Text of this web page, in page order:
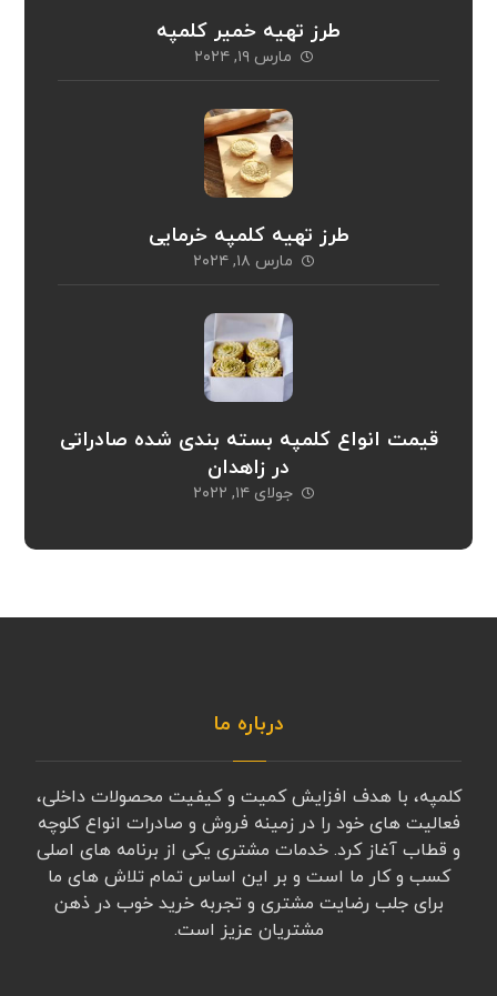
طرز تهیه خمیر کلمپه
مارس ۱۹, ۲۰۲۴
طرز تهیه کلمپه خرمایی
مارس ۱۸, ۲۰۲۴
قیمت انواع کلمپه بسته بندی شده صادراتی
در زاهدان
جولای ۱۴, ۲۰۲۲
درباره ما
کلمپه، با هدف افزایش کمیت و کیفیت محصولات داخلی،
فعالیت های خود را در زمینه فروش و صادرات انواع کلوچه
و قطاب آغاز کرد. خدمات مشتری یکی از برنامه های اصلی
کسب و کار ما است و بر این اساس تمام تلاش های ما
برای جلب رضایت مشتری و تجربه خرید خوب در ذهن
مشتریان عزیز است.